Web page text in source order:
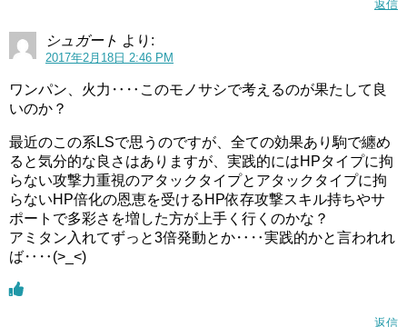
返信
シュガート より:
2017年2月18日 2:46 PM
ワンパン、火力‥‥このモノサシで考えるのが果たして良
いのか？
最近のこの系LSで思うのですが、全ての効果あり駒で纏め
ると気分的な良さはありますが、実践的にはHPタイプに拘
らない攻撃力重視のアタックタイプとアタックタイプに拘
らないHP倍化の恩恵を受けるHP依存攻撃スキル持ちやサ
ポートで多彩さを増した方が上手く行くのかな？
アミタン入れてずっと3倍発動とか‥‥実践的かと言われれ
ば‥‥(>_<)
返信